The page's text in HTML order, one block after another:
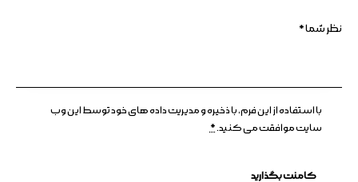
با استفاده از این فرم، با ذخیره و مدیریت داده های خود توسط این وب
سایت موافقت می کنید.*